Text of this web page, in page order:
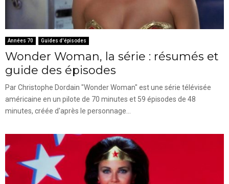
Années 70 Guides d'épisodes
Wonder Woman, la série : résumés et
guide des épisodes
Par Christophe Dordain "Wonder Woman" est une série télévisée
américaine en un pilote de 70 minutes et 59 épisodes de 48
minutes, créée d'après le personnage...